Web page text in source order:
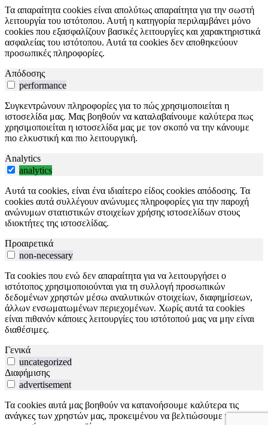
Τα απαραίτητα cookies είναι απολύτως απαραίτητα για την σωστή
λειτουργία του ιστότοπου. Αυτή η κατηγορία περιλαμβάνει μόνο
cookies που εξασφαλίζουν βασικές λειτουργίες και χαρακτηριστικά
ασφαλείας του ιστότοπου. Αυτά τα cookies δεν αποθηκεύουν
προσωπικές πληροφορίες.
Απόδοσης
performance
Συγκεντρώνουν πληροφορίες για το πώς χρησιμοποιείται η
ιστοσελίδα μας. Μας βοηθούν να καταλαβαίνουμε καλύτερα πως
χρησιμοποιείται η ιστοσελίδα μας με τον σκοπό να την κάνουμε
πιο ελκυστική και πιο λειτουργική.
Analytics
analytics
Αυτά τα cookies, είναι ένα ιδιαίτερο είδος cookies απόδοσης. Τα
cookies αυτά συλλέγουν ανώνυμες πληροφορίες για την παροχή
ανώνυμων στατιστικών στοιχείων χρήσης ιστοσελίδων στους
ιδιοκτήτες της ιστοσελίδας.
Προαιρετικά
non-necessary
Τα cookies που ενώ δεν απαραίτητα για να λειτουργήσει ο
ιστότοπος χρησιμοποιούνται για τη συλλογή προσωπικών
δεδομένων χρηστών μέσω αναλυτικών στοιχείων, διαφημίσεων,
άλλων ενσωματωμένων περιεχομένων. Χωρίς αυτά τα cookies
είναι πιθανόν κάποιες λειτουργίες του ιστότοπού μας να μην είναι
διαθέσιμες.
Γενικά
uncategorized
Διαφήμισης
advertisement
Τα cookies αυτά μας βοηθούν να κατανοήσουμε καλύτερα τις
ανάγκες των χρηστών μας, προκειμένου να βελτιώσουμε τις